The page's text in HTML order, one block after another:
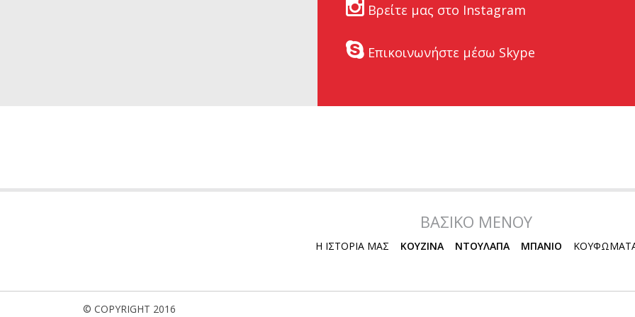
Βρείτε μας στο Instagram
Επικοινωνήστε μέσω Skype
ΒΑΣΙΚΟ ΜΕΝΟΥ
Η ΙΣΤΟΡΙΑ ΜΑΣ ΚΟΥΖΙΝΑ ΝΤΟΥΛΑΠΑ ΜΠΑΝΙΟ
© COPYRIGHT 2016